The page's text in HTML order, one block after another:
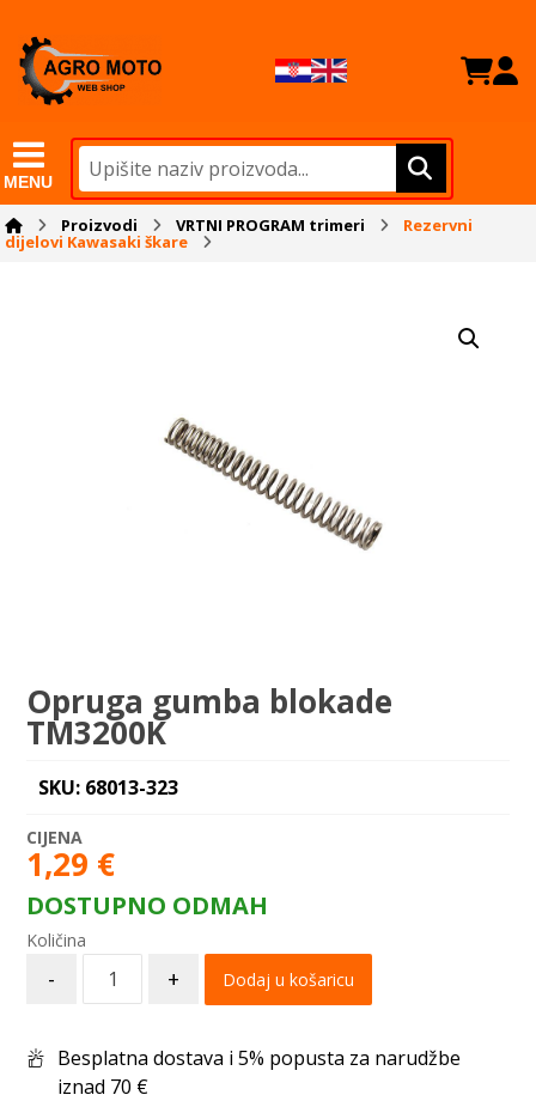
MENU
Proizvodi VRTNI PROGRAM trimeri Rezervni
dijelovi Kawasaki škare
Opruga gumba blokade
TM3200K
SKU: 68013-323
1,29 €
DOSTUPNO ODMAH
- + Dodaj u košaricu
Besplatna dostava i 5% popusta za narudžbe
iznad 70 €